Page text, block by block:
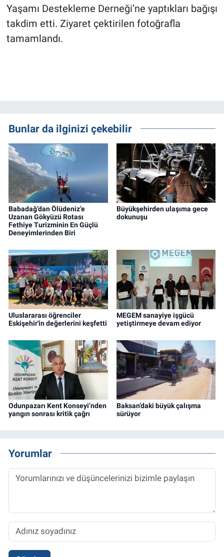
Yaşamı Destekleme Derneği’ne yaptıkları bağışı
takdim etti. Ziyaret çektirilen fotoğrafla
tamamlandı.
Bunlar da ilginizi çekebilir
Babadağ’dan Ölüdeniz’e
Uzanan Gökyüzü Rotası
Fethiye Turizminin En Güçlü
Deneyimlerinden Biri
Büyükşehirden ulaşıma gece
dokunuşu
Uluslararası öğrenciler
Eskişehir'in değerlerini keşfetti
MEGEM sanayiye işgücü
yetiştirmeye devam ediyor
Odunpazarı Kent Konseyi’nden
yangın sonrası kritik çağrı
Baksan’daki büyük çalışma
sürüyor
Yorumlar